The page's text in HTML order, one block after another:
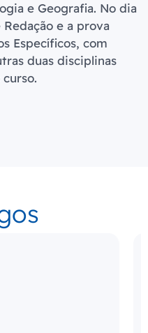
e Geografia. No dia
e a prova
Específicos, com
duas disciplinas